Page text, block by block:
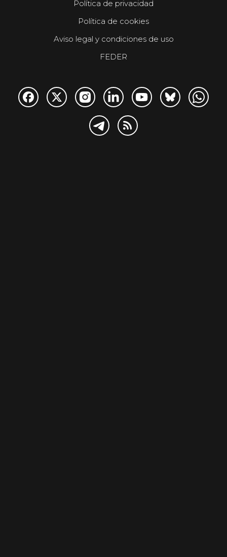
Política de privacidad
Política de cookies
Aviso legal y condiciones de uso
FEDER